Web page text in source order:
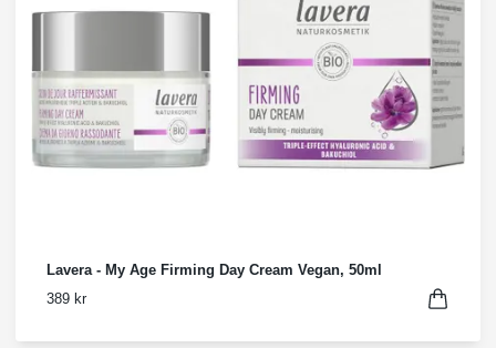
Lavera - My Age Firming Day Cream Vegan, 50ml
389 kr